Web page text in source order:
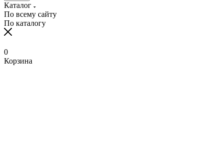
Каталог
По всему сайту
По каталогу
0
Корзина